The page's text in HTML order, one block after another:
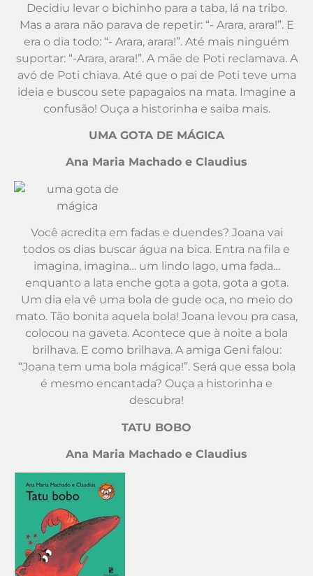
Decidiu levar o bichinho para a taba, lá na tribo.
Mas a arara não parava de repetir: “- Arara, arara!”. E
era o dia todo: “- Arara, arara!”. Até mais ninguém
suportar: “-Arara, arara!”. A mãe de Poti reclamava. A
avó de Poti chiava. Até que o pai de Poti teve uma
ideia e buscou sete papagaios na mata. Imagine a
confusão! Ouça a historinha e saiba mais.
UMA GOTA DE MÁGICA
Ana Maria Machado e Claudius
Você acredita em fadas e duendes? Joana vai
todos os dias buscar água na bica. Entra na fila e
imagina, imagina… um lindo lago, uma fada…
enquanto a lata enche gota a gota, gota a gota.
Um dia ela vê uma bola de gude oca, no meio do
mato. Tão bonita aquela bola! Joana levou pra casa,
colocou na gaveta. Acontece que à noite a bola
brilhava. E como brilhava. A amiga Geni falou:
“Joana tem uma bola mágica!”. Será que essa bola
é mesmo encantada? Ouça a historinha e
descubra!
TATU BOBO
Ana Maria Machado e Claudius